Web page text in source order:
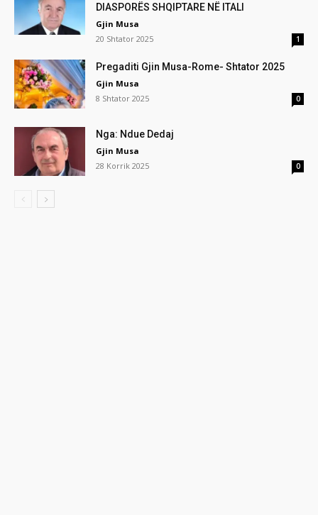
DIASPORËS SHQIPTARE NË ITALI
Gjin Musa
20 Shtator 2025
1
Pregaditi Gjin Musa-Rome- Shtator 2025
Gjin Musa
8 Shtator 2025
0
Nga: Ndue Dedaj
Gjin Musa
28 Korrik 2025
0